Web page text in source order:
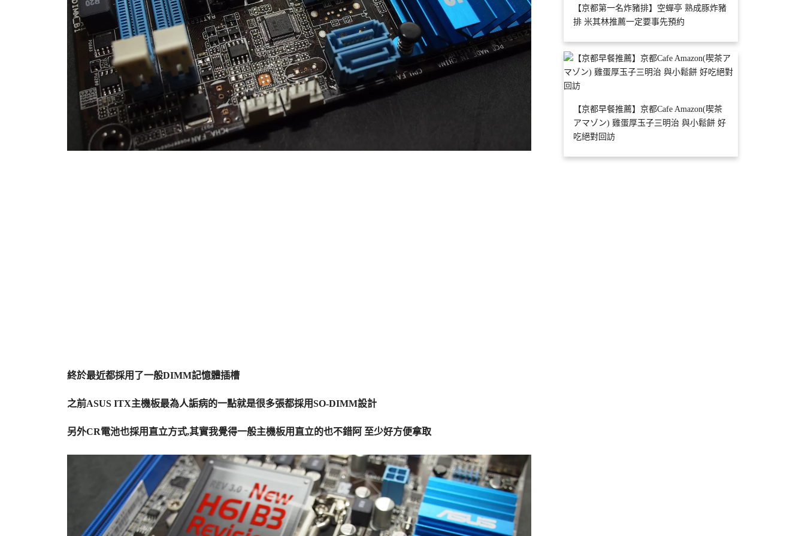
終於最近都採用了一般DIMM記憶體插槽
之前ASUS ITX主機板最為人詬病的一點就是很多張都採用SO-DIMM設計
另外CR電池也採用直立方式,其實我覺得一般主機板用直立的也不錯阿 至少好方便拿取
【京都第一名炸豬排】空蟬亭 熟成豚炸豬
排 米其林推薦一定要事先預約
【京都早餐推薦】京都Cafe Amazon(喫茶
アマゾン) 雞蛋厚玉子三明治 與小鬆餅 好
吃絕對回訪